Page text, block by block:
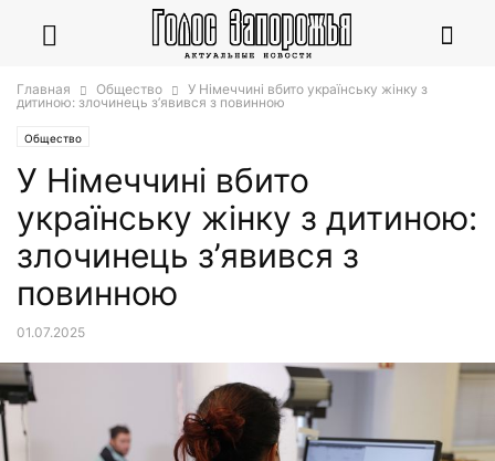
Главная Общество
У Німеччині вбито українську жінку з
дитиною: злочинець з’явився з повинною
Общество
У Німеччині вбито
українську жінку з дитиною:
злочинець з’явився з
повинною
01.07.2025